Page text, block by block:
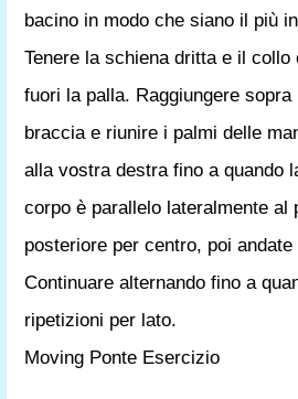
bacino in modo che siano il più
Tenere la schiena dritta e il
fuori la palla. Raggiungere
braccia e riunire i palmi delle
alla vostra destra fino a quando
corpo è parallelo lateralmente al
posteriore per centro, poi
Continuare alternando fino a
ripetizioni per lato.
Moving Ponte Esercizio